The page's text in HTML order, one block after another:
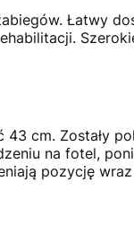
Łatwy
cm. Zostały
na fotel,
pozycję